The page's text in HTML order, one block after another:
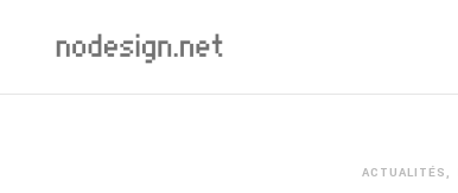
ACTUALITÉS